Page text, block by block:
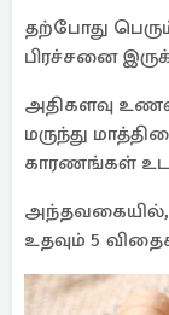
தற்போது
பிரச்சனை
அதிகளவு
மருந்து
காரணங்கள்
அந்தவகையில்,
உதவும் 5